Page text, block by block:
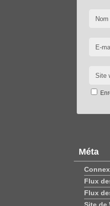
Nom
E-
Site
Méta
Flux
Flux
Site de